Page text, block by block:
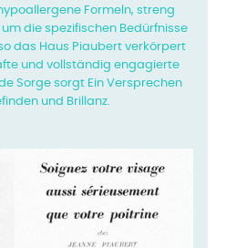
Formeln, streng
die spezifischen Bedürfnisse
das Haus Piaubert verkörpert
und vollständig engagierte
Sorge sorgt Ein Versprechen
und Brillanz.